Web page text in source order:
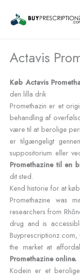
indholdet
Actavis
Køb Actavis
den lilla drik
Promethazin er et
behandling af
være til at berolige
er tilgængeligt
suppositorium eller
Promethazine til en
dit sted.
Kend historie for at
Promethazine was
researchers from
drug and is
the market at
Promethazine online.
Kodein er et